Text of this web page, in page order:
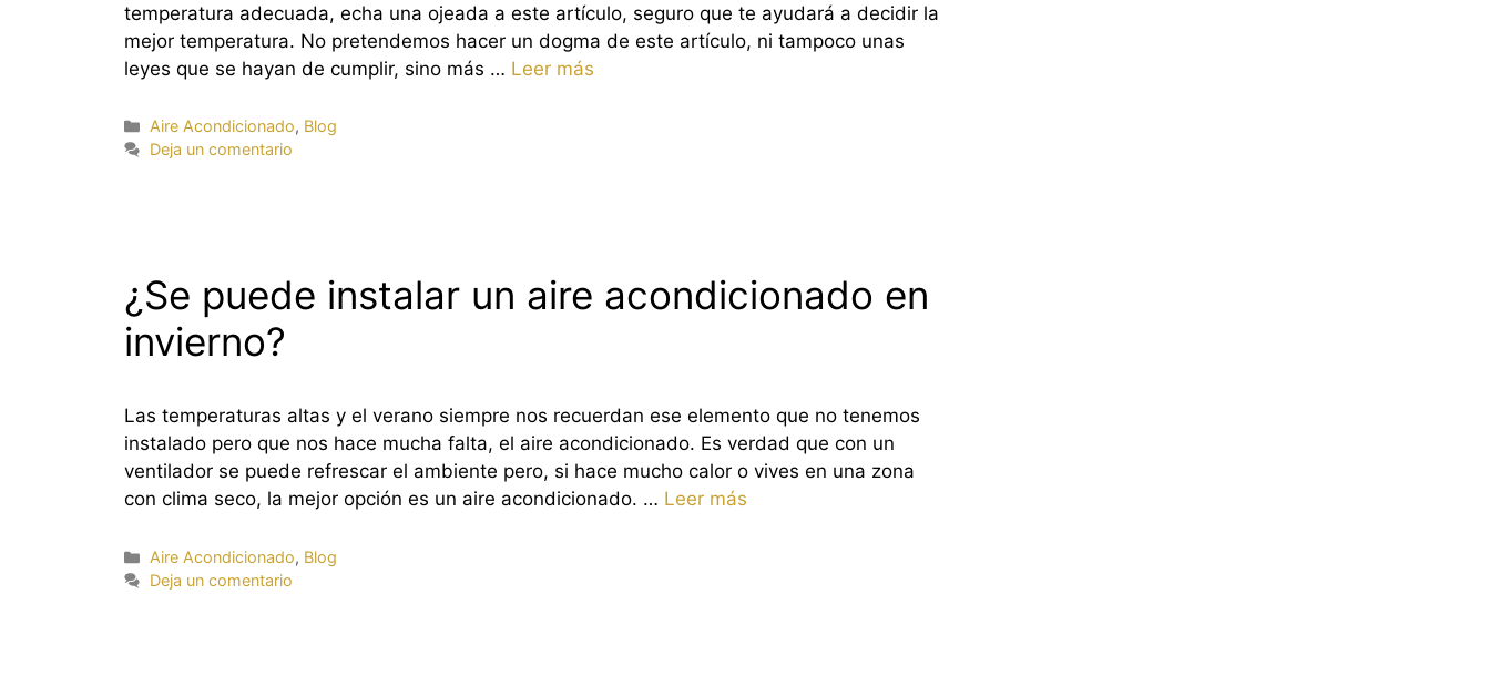
temperatura adecuada, echa una ojeada a este artículo, seguro que te ayudará a decidir la
mejor temperatura. No pretendemos hacer un dogma de este artículo, ni tampoco unas
leyes que se hayan de cumplir, sino más … Leer más
Categorías
Aire Acondicionado, Blog
Deja un comentario
¿Se puede instalar un aire acondicionado en
invierno?
Las temperaturas altas y el verano siempre nos recuerdan ese elemento que no tenemos
instalado pero que nos hace mucha falta, el aire acondicionado. Es verdad que con un
ventilador se puede refrescar el ambiente pero, si hace mucho calor o vives en una zona
con clima seco, la mejor opción es un aire acondicionado. … Leer más
Categorías
Aire Acondicionado, Blog
Deja un comentario